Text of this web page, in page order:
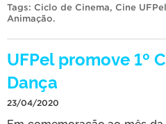
Tags: Ciclo de Cinema, Cine UFPel
Animação.
UFPel promove 1º
Dança
23/04/2020